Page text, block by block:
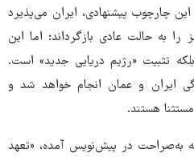
چارچوب پیشنهادی، ایران می‌پذیرد
را به حالت عادی بازگرداند؛ اما این
تثبیت «رژیم دریایی جدید» است.
ایران و عمان انجام خواهد شد و
هستند.
به‌صراحت در پیش‌نویس آمده، «تعهد